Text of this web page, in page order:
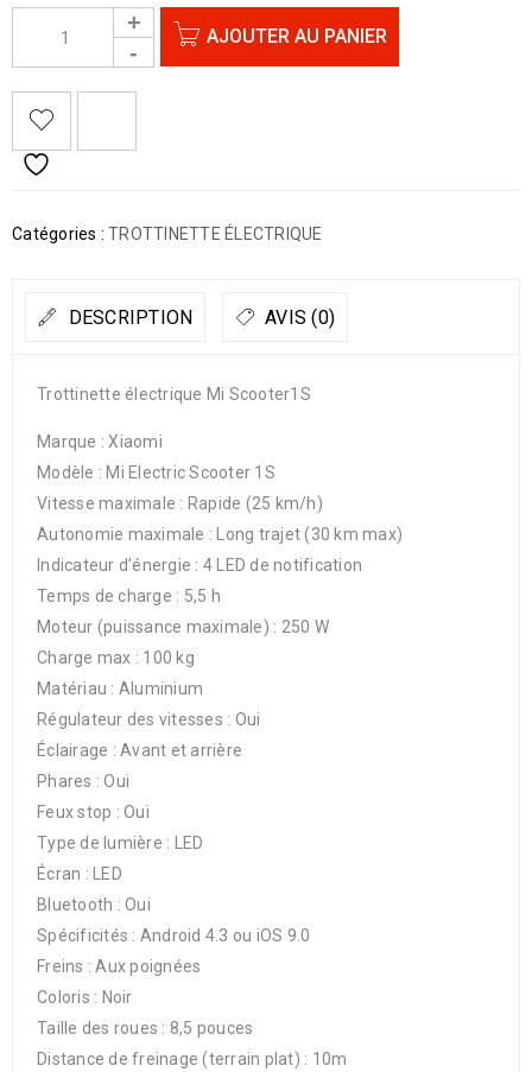
AJOUTER AU PANIER
Catégories : TROTTINETTE ÉLECTRIQUE
DESCRIPTION AVIS (0)
Trottinette électrique Mi Scooter1S
Marque : Xiaomi
Modèle : Mi Electric Scooter 1S
Vitesse maximale : Rapide (25 km/h)
Autonomie maximale : Long trajet (30 km max)
Indicateur d’énergie : 4 LED de notification
Temps de charge : 5,5 h
Moteur (puissance maximale) : 250 W
Charge max : 100 kg
Matériau : Aluminium
Régulateur des vitesses : Oui
Éclairage : Avant et arrière
Phares : Oui
Feux stop : Oui
Type de lumière : LED
Écran : LED
Bluetooth : Oui
Spécificités : Android 4.3 ou iOS 9.0
Freins : Aux poignées
Coloris : Noir
Taille des roues : 8,5 pouces
Distance de freinage (terrain plat) : 10m